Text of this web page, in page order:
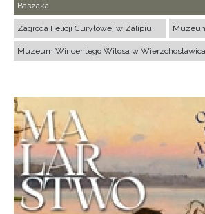
Baszaka
Zagroda Felicji Curyłowej w Zalipiu
Muzeum Wincentego Witosa w